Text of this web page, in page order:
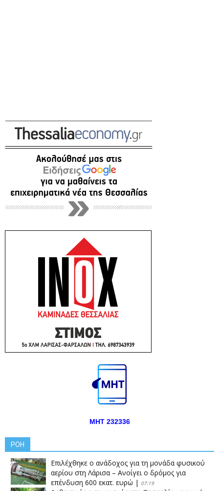
ΜΗΤ 232336
ΡΟΗ
Επιλέχθηκε ο ανάδοχος για τη μονάδα φυσικού
αερίου στη Λάρισα – Ανοίγει ο δρόμος για
επένδυση 600 εκατ. ευρώ | 07:19